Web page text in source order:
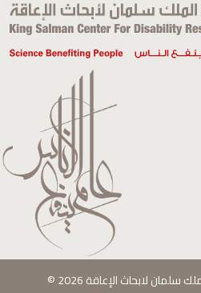
لابحاث الإعاقة 2026 ©